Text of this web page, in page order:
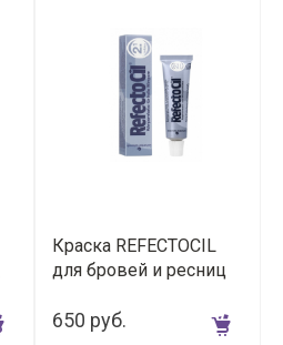
Краска REFECTOCIL
для бровей и ресниц
мл
650 руб.